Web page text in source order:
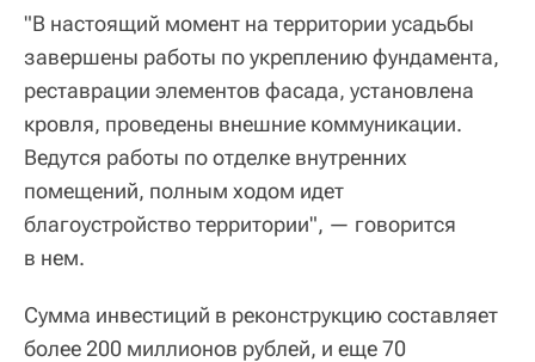
"В настоящий момент на территории усадьбы
завершены работы по укреплению фундамента,
реставрации элементов фасада, установлена
кровля, проведены внешние коммуникации.
Ведутся работы по отделке внутренних
помещений, полным ходом идет
благоустройство территории", — говорится
в нем.
Сумма инвестиций в реконструкцию составляет
более 200 миллионов рублей, и еще 70